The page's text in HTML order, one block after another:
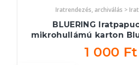
Iratrendezés, archiválás >
BLUERING
mikrohullámú karton
1 000 Ft